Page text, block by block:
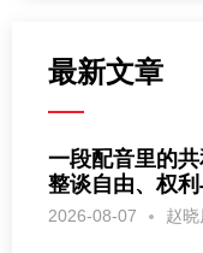
最新文章
一段配音里的
整谈自由、权
2026-08-07 赵晓